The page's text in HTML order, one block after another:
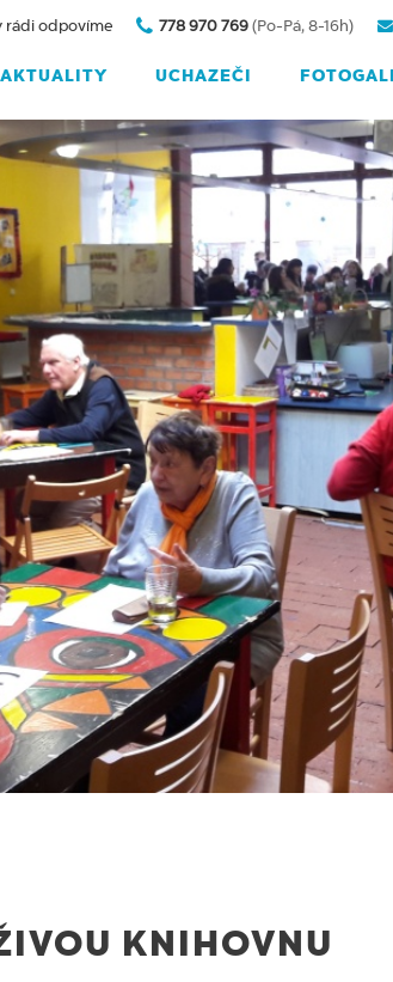
AKTUALITY UCHAZEČI
rádi odpovíme 778 970 769 (Po-Pá, 8-16h)
KNIHOVNU